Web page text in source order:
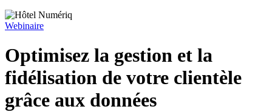
Webinaire
Optimisez la gestion et la
fidélisation de votre clientèle
grâce aux données